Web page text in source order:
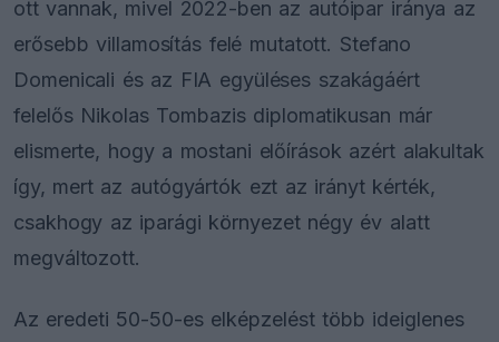
ott vannak, mivel 2022-ben az autóipar iránya az
erősebb villamosítás felé mutatott. Stefano
Domenicali és az FIA együléses szakágáért
felelős Nikolas Tombazis diplomatikusan már
elismerte, hogy a mostani előírások azért alakultak
így, mert az autógyártók ezt az irányt kérték,
csakhogy az iparági környezet négy év alatt
megváltozott.
Az eredeti 50-50-es elképzelést több ideiglenes